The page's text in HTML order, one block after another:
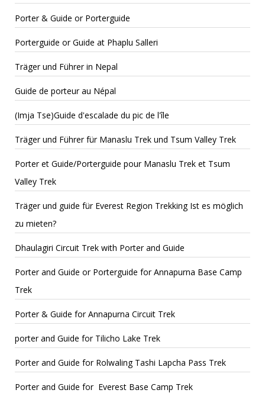
Porter & Guide or Porterguide
Porterguide or Guide at Phaplu Salleri
Träger und Führer in Nepal
Guide de porteur au Népal
(Imja Tse)Guide d'escalade du pic de l'île
Träger und Führer für Manaslu Trek und Tsum Valley Trek
Porter et Guide/Porterguide pour Manaslu Trek et Tsum
Valley Trek
Träger und guide für Everest Region Trekking Ist es möglich
zu mieten?
Dhaulagiri Circuit Trek with Porter and Guide
Porter and Guide or Porterguide for Annapurna Base Camp
Trek
Porter & Guide for Annapurna Circuit Trek
porter and Guide for Tilicho Lake Trek
Porter and Guide for Rolwaling Tashi Lapcha Pass Trek
Porter and Guide for Everest Base Camp Trek